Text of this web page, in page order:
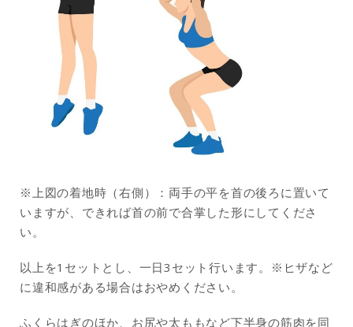
※上図の着地時（右側）：両手の平を首の後ろに置いて
いますが、できれば首の前で合掌した形にしてくださ
い。
以上を1セットとし、一日3セット行います。※ヒザなど
に違和感がある場合はおやめください。
ふくらはぎのほか、お尻や太ももなど下半身の筋肉を同